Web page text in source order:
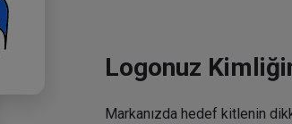
Logonuz
Markanızda hedef kitlenin